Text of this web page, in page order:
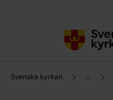
Svenska kyrkan ...